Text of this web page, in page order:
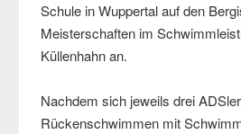
Schule in Wuppertal auf den
Meisterschaften im
Küllenhahn an.
Nachdem sich jeweils drei
Rückenschwimmen mit